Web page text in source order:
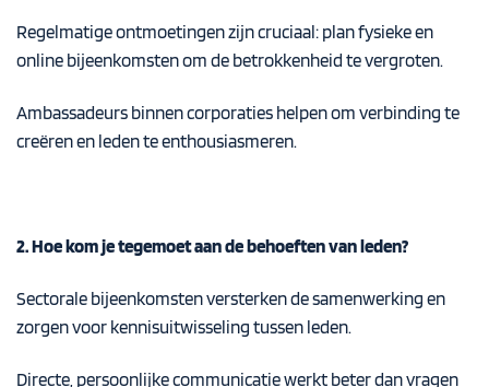
Regelmatige ontmoetingen zijn cruciaal: plan fysieke en
online bijeenkomsten om de betrokkenheid te vergroten.
Ambassadeurs binnen corporaties helpen om verbinding te
creëren en leden te enthousiasmeren.
2. Hoe kom je tegemoet aan de behoeften van leden?
Sectorale bijeenkomsten versterken de samenwerking en
zorgen voor kennisuitwisseling tussen leden.
Directe, persoonlijke communicatie werkt beter dan vragen